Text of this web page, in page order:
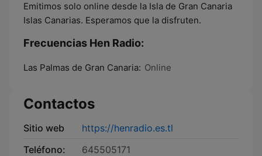
Emitimos solo online desde la Isla de Gran Canaria
Islas Canarias. Esperamos que la disfruten.
Frecuencias Hen Radio:
Las Palmas de Gran Canaria: Online
Contactos
Sitio web
https://henradio.es.tl
Teléfono:
645505171